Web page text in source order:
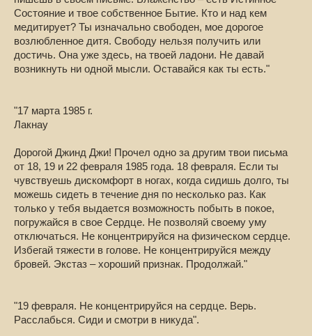
Состояние и твое собственное Бытие. Кто и над кем
медитирует? Ты изначально свободен, мое дорогое
возлюбленное дитя. Свободу нельзя получить или
достичь. Она уже здесь, на твоей ладони. Не давай
возникнуть ни одной мысли. Оставайся как ты есть."
"17 марта 1985 г.
Лакнау
Дорогой Джинд Джи! Прочел одно за другим твои письма
от 18, 19 и 22 февраля 1985 года. 18 февраля. Если ты
чувствуешь дискомфорт в ногах, когда сидишь долго, ты
можешь сидеть в течение дня по несколько раз. Как
только у тебя выдается возможность побыть в покое,
погружайся в свое Сердце. Не позволяй своему уму
отключаться. Не концентрируйся на физическом сердце.
Избегай тяжести в голове. Не концентрируйся между
бровей. Экстаз – хороший признак. Продолжай."
"19 февраля. Не концентрируйся на сердце. Верь.
Расслабься. Сиди и смотри в никуда".